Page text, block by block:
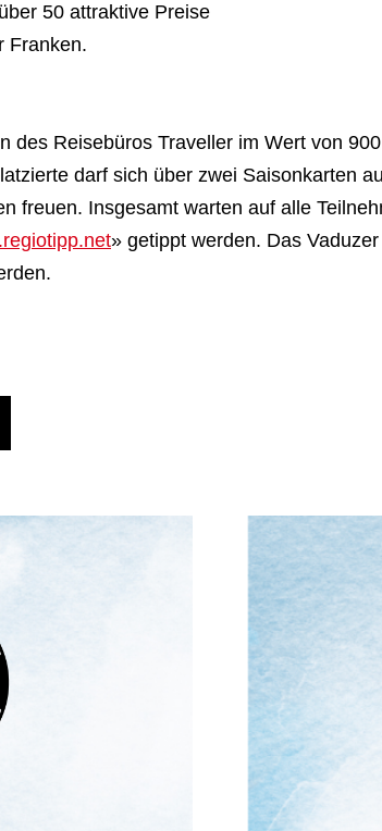
50 attraktive Preise
Franken.
des Reisebüros Traveller im Wert von
darf sich über zwei Saisonkarten
freuen. Insgesamt warten auf alle
» getippt werden. Das